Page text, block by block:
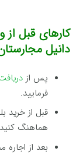
کارهای قبل
دانیل
پس از
فرمایید.
قبل از خرید
هماهنگ
بعد از اجاره